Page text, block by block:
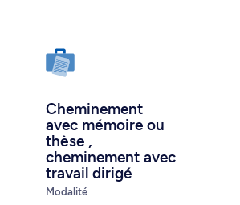
Cheminement
avec mémoire ou
thèse ,
cheminement avec
travail dirigé
Modalité